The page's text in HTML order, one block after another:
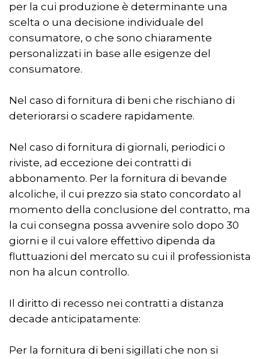
per la cui produzione è determinante una
scelta o una decisione individuale del
consumatore, o che sono chiaramente
personalizzati in base alle esigenze del
consumatore.
Nel caso di fornitura di beni che rischiano di
deteriorarsi o scadere rapidamente.
Nel caso di fornitura di giornali, periodici o
riviste, ad eccezione dei contratti di
abbonamento. Per la fornitura di bevande
alcoliche, il cui prezzo sia stato concordato al
momento della conclusione del contratto, ma
la cui consegna possa avvenire solo dopo 30
giorni e il cui valore effettivo dipenda da
fluttuazioni del mercato su cui il professionista
non ha alcun controllo.
Il diritto di recesso nei contratti a distanza
decade anticipatamente:
Per la fornitura di beni sigillati che non si